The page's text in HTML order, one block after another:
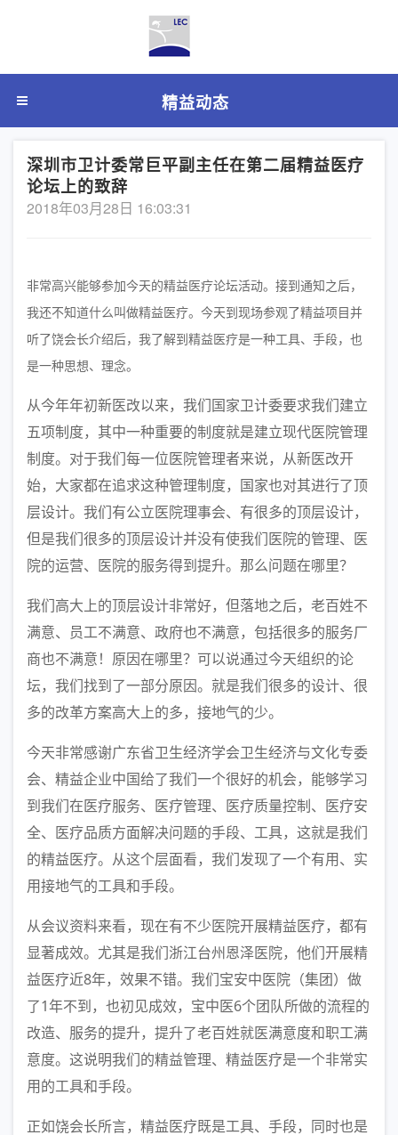
精益动态
深圳市卫计委常巨平副主任在第二届精益医疗
论坛上的致辞
2018年03月28日 16:03:31
非常高兴能够参加今天的精益医疗论坛活动。接到通知之后，
我还不知道什么叫做精益医疗。今天到现场参观了精益项目并
听了饶会长介绍后，我了解到精益医疗是一种工具、手段，也
是一种思想、理念。
从今年年初新医改以来，我们国家卫计委要求我们建立
五项制度，其中一种重要的制度就是建立现代医院管理
制度。对于我们每一位医院管理者来说，从新医改开
始，大家都在追求这种管理制度，国家也对其进行了顶
层设计。我们有公立医院理事会、有很多的顶层设计，
但是我们很多的顶层设计并没有使我们医院的管理、医
院的运营、医院的服务得到提升。那么问题在哪里？
我们高大上的顶层设计非常好，但落地之后，老百姓不
满意、员工不满意、政府也不满意，包括很多的服务厂
商也不满意！原因在哪里？可以说通过今天组织的论
坛，我们找到了一部分原因。就是我们很多的设计、很
多的改革方案高大上的多，接地气的少。
今天非常感谢广东省卫生经济学会卫生经济与文化专委
会、精益企业中国给了我们一个很好的机会，能够学习
到我们在医疗服务、医疗管理、医疗质量控制、医疗安
全、医疗品质方面解决问题的手段、工具，这就是我们
的精益医疗。从这个层面看，我们发现了一个有用、实
用接地气的工具和手段。
从会议资料来看，现在有不少医院开展精益医疗，都有
显著成效。尤其是我们浙江台州恩泽医院，他们开展精
益医疗近8年，效果不错。我们宝安中医院（集团）做
了1年不到，也初见成效，宝中医6个团队所做的流程的
改造、服务的提升，提升了老百姓就医满意度和职工满
意度。这说明我们的精益管理、精益医疗是一个非常实
用的工具和手段。
正如饶会长所言，精益医疗既是工具、手段，同时也是